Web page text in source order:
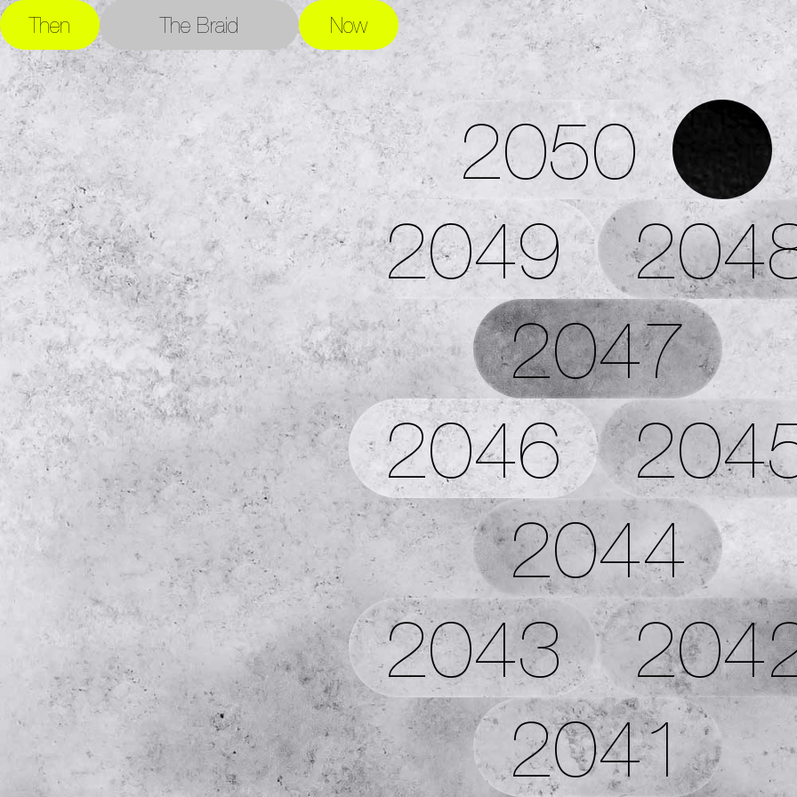
Then The Braid Now
2050
2049
2047
2046
2044
2043
2041